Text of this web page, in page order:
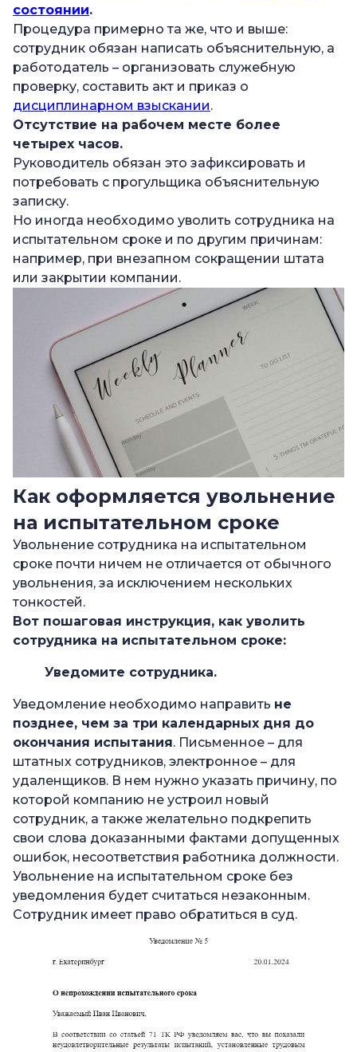
состоянии.
Процедура примерно та же, что и выше:
сотрудник обязан написать объяснительную, а
работодатель – организовать служебную
проверку, составить акт и приказ о
дисциплинарном взыскании.
Отсутствие на рабочем месте более
четырех часов.
Руководитель обязан это зафиксировать и
потребовать с прогульщика объяснительную
записку.
Но иногда необходимо уволить сотрудника на
испытательном сроке и по другим причинам:
например, при внезапном сокращении штата
или закрытии компании.
Как оформляется увольнение
на испытательном сроке
Увольнение сотрудника на испытательном
сроке почти ничем не отличается от обычного
увольнения, за исключением нескольких
тонкостей.
Вот пошаговая инструкция, как уволить
сотрудника на испытательном сроке:
Уведомите сотрудника.
Уведомление необходимо направить не
позднее, чем за три календарных дня до
окончания испытания. Письменное – для
штатных сотрудников, электронное – для
удаленщиков. В нем нужно указать причину, по
которой компанию не устроил новый
сотрудник, а также желательно подкрепить
свои слова доказанными фактами допущенных
ошибок, несоответствия работника должности.
Увольнение на испытательном сроке без
уведомления будет считаться незаконным.
Сотрудник имеет право обратиться в суд.